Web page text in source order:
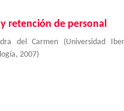
retención de personal
del Carmen (Universidad
, 2007)